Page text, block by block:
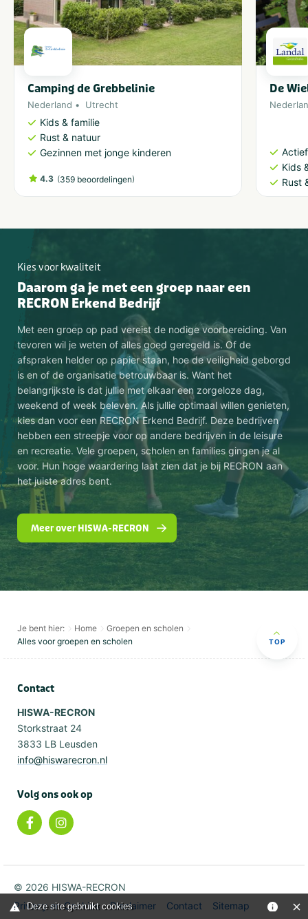
Deze site gebruikt cookies
Camping de Grebbelinie
Nederland Utrecht
Kids & familie
Rust & natuur
Gezinnen met jonge kinderen
4.3 (359 beoordelingen)
De
Kids
Rust
Kies voor kwaliteit
Daarom ga je met een groep naar een
RECRON Erkend Bedrijf
Met een groep op pad vereist de nodige voorbereiding. Van
tevoren wil je weten of alles goed geregeld is. Of de
afspraken helder op papier staan, hoe de veiligheid geborgd
is en of de organisatie betrouwbaar is. Want het
belangrijkste is dat jullie met elkaar een zorgeloze dag,
weekend of week beleven. Als jullie optimaal willen genieten,
kies dan voor een RECRON Erkend Bedrijf. Deze bedrijven
hebben een streepje voor op andere bedrijven in de leisure
en recreatie. Vele groepen, scholen en families gingen je al
voor. Hun hoge waardering laat zien dat je bij RECRON aan
het juiste adres bent.
Meer over HISWA-RECRON
Je bent hier: Home
Groepen en scholen
Alles voor groepen en scholen
TOP
Contact
HISWA-RECRON
Storkstraat 24
3833 LB Leusden
info@hiswarecron.nl
Volg ons ook op
© 2026 HISWA-RECRON
Privacy en Cookies
Disclaimer Contact Sitemap